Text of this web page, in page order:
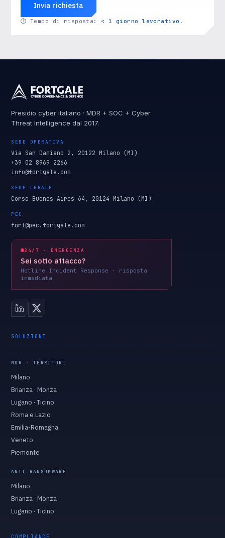
Invia richiesta
⏱ Tempo di risposta: < 1 giorno lavorativo .
Presidio cyber italiano · MDR + SOC + Cyber
Threat Intelligence dal 2017.
SEDE OPERATIVA
Via San Damiano 2, 20122 Milano (MI)
+39 02 8969 2266
info@fortgale.com
SEDE LEGALE
Corso Buenos Aires 64, 20124 Milano (MI)
PEC
fort@pec.fortgale.com
24/7 · EMERGENZA
Sei sotto attacco?
Hotline Incident Response · risposta
immediata
SOLUZIONI
MDR · TERRITORI
Milano
Brianza · Monza
Lugano · Ticino
Roma e Lazio
Emilia-Romagna
Veneto
Piemonte
ANTI-RANSOMWARE
Milano
Brianza · Monza
Lugano · Ticino